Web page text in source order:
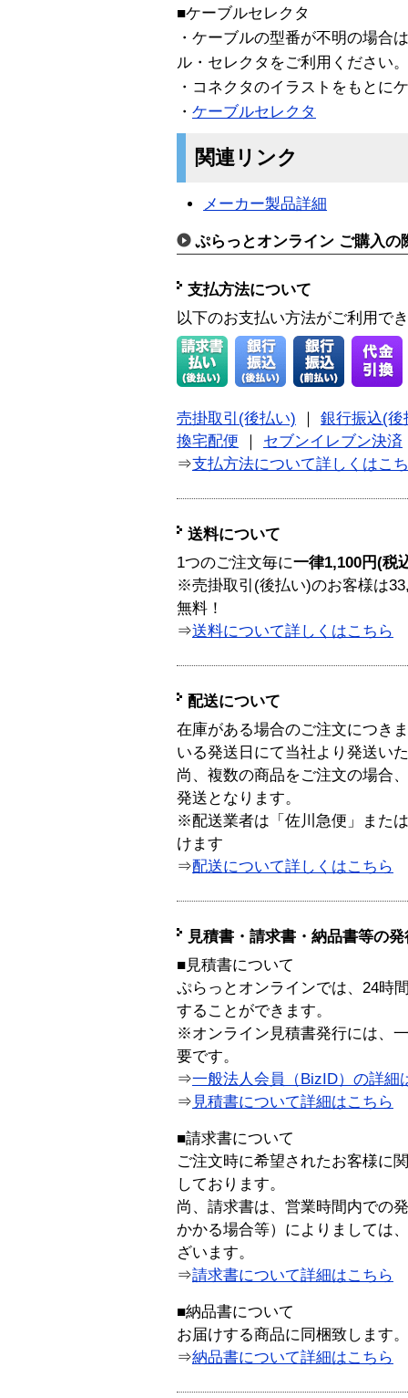
■ケーブルセレクタ
・ケーブルの型番が不明の場合
ル・セレクタをご利用ください。
・コネクタのイラストをもとに
・ ケーブルセレクタ
関連リンク
メーカー製品詳細
ぷらっとオンライン ご購入の
支払方法について
以下のお支払い方法がご利用で
売掛取引(後払い)
銀行振込(後
換宅配便
セブンイレブン決済
⇒支払方法について詳しくはこ
送料について
1つのご注文毎に一律1,100円(税
※売掛取引(後払い)のお客様は
無料！
⇒送料について詳しくはこちら
配送について
在庫がある場合のご注文につき
いる発送日にて当社より発送い
尚、複数の商品をご注文の場合
発送となります。
※配送業者は「佐川急便」また
けます
⇒配送について詳しくはこちら
見積書・請求書・納品書等の
■見積書について
ぷらっとオンラインでは、24時
することができます。
※オンライン見積書発行には、
要です。
⇒一般法人会員（BizID）の詳細
⇒ 見積書について詳細はこちら
■請求書について
ご注文時に希望されたお客様に
しております。
尚、請求書は、営業時間内での
かかる場合等）によりましては
ざいます。
⇒請求書について詳細はこちら
■納品書について
お届けする商品に同梱致します。
⇒納品書について詳細はこちら